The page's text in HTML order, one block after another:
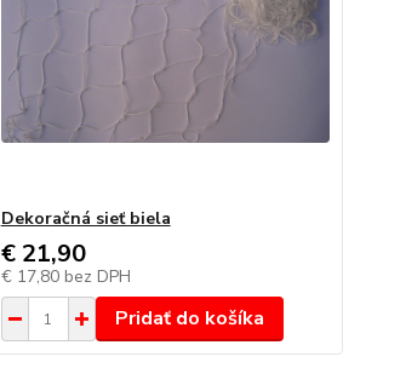
Dekoračná sieť biela
€ 21,90
€ 17,80 bez DPH
Pridať do košíka